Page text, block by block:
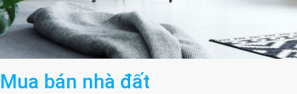
Mua bán nhà đất